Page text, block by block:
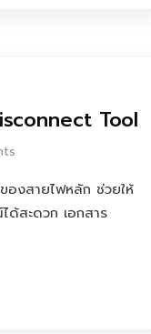
Tool
งสายไฟหลัก ช่วยให้
สะดวก เอกสาร